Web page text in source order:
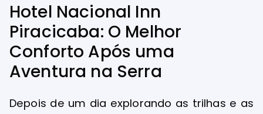
Hotel Nacional Inn
Piracicaba: O Melhor
Conforto Após uma
Aventura na Serra
Depois de um dia explorando as trilhas e as